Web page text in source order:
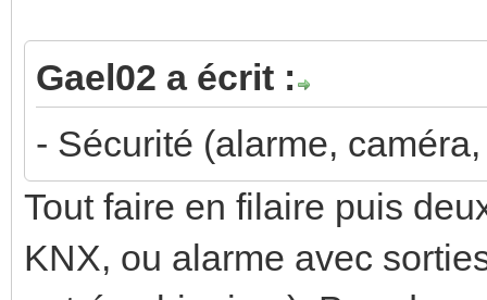
Gael02 a écrit :
- Sécurité (alarme,
Tout faire en filaire puis
KNX, ou alarme avec